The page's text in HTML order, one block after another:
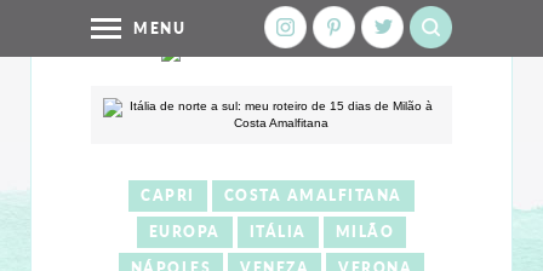
MENU
CAPRI
COSTA AMALFITANA
EUROPA
ITÁLIA
MILÃO